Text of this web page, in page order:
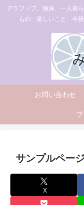
アラフィフ、独身、一人暮
もの、楽しいこと、今
お問い合わせ
サンプルペー
X